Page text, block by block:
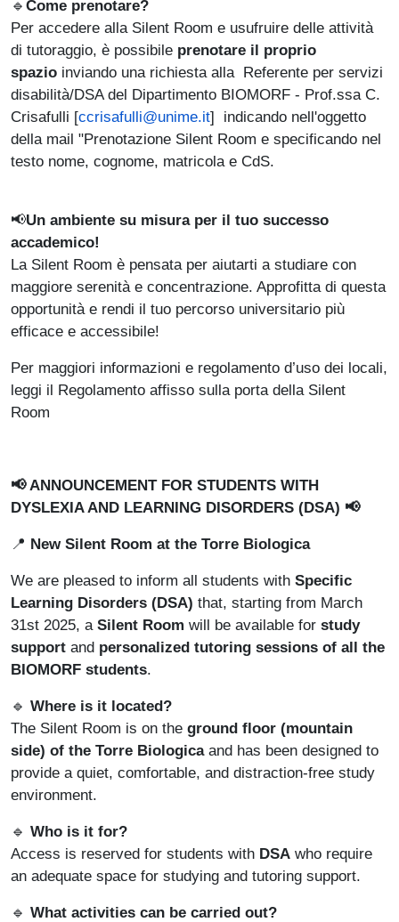
🔹 Come prenotare?
Per accedere alla Silent Room e usufruire delle attività
di tutoraggio, è possibile prenotare il proprio
spazio inviando una richiesta alla Referente per servizi
disabilità/DSA del Dipartimento BIOMORF - Prof.ssa C.
Crisafulli [ccrisafulli@unime.it] indicando nell'oggetto
della mail "Prenotazione Silent Room e specificando nel
testo nome, cognome, matricola e CdS.
📢Un ambiente su misura per il tuo successo
accademico!
La Silent Room è pensata per aiutarti a studiare con
maggiore serenità e concentrazione. Approfitta di questa
opportunità e rendi il tuo percorso universitario più
efficace e accessibile!
Per maggiori informazioni e regolamento d’uso dei locali,
leggi il Regolamento affisso sulla porta della Silent
Room
📢 ANNOUNCEMENT FOR STUDENTS WITH
DYSLEXIA AND LEARNING DISORDERS (DSA) 📢
📍 New Silent Room at the Torre Biologica
We are pleased to inform all students with Specific
Learning Disorders (DSA) that, starting from March
31st 2025, a Silent Room will be available for study
support and personalized tutoring sessions of all the
BIOMORF students.
🔹 Where is it located?
The Silent Room is on the ground floor (mountain
side) of the Torre Biologicaand has been designed to
provide a quiet, comfortable, and distraction-free study
environment.
🔹 Who is it for?
Access is reserved for students with DSA who require
an adequate space for studying and tutoring support.
🔹 What activities can be carried out?